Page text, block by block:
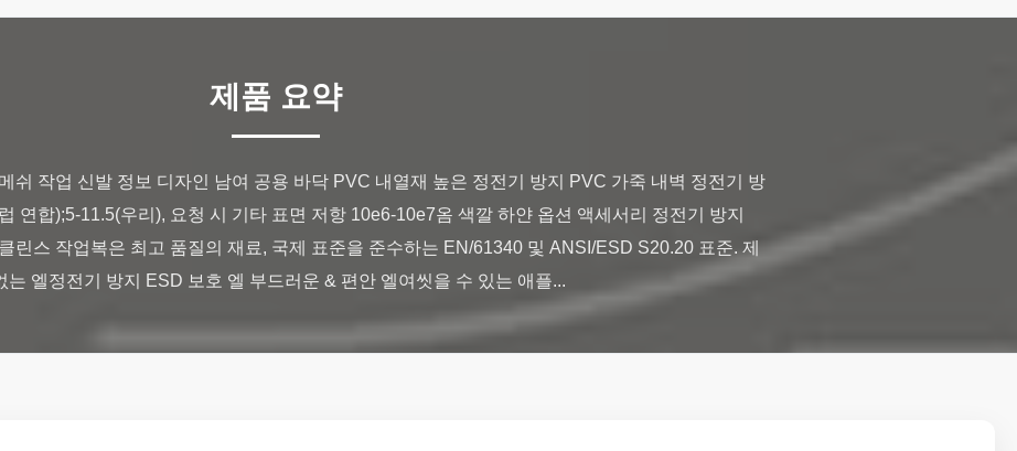
제품 요약
쉬 작업 신발 정보 디자인 남여 공용 바닥 PVC 내열재 높은 정전기 방지 PVC 가죽 내벽 정전기 방
연합);5-11.5(우리), 요청 시 기타 표면 저항 10e6-10e7옴 색깔 하얀 옵션 액세서리 정전기 방지
린스 작업복은 최고 품질의 재료, 국제 표준을 준수하는 EN/61340 및 ANSI/ESD S20.20 표준. 제
는 엘정전기 방지 ESD 보호 엘 부드러운 & 편안 엘여씻을 수 있는 애플...